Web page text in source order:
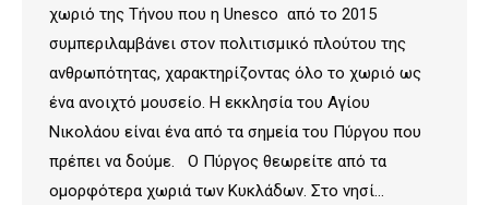
χωριό της Τήνου που η Unesco από το 2015
συμπεριλαμβάνει στον πολιτισμικό πλούτου της
ανθρωπότητας, χαρακτηρίζοντας όλο το χωριό ως
ένα ανοιχτό μουσείο. Η εκκλησία του Αγίου
Νικολάου είναι ένα από τα σημεία του Πύργου που
πρέπει να δούμε. Ο Πύργος θεωρείτε από τα
ομορφότερα χωριά των Κυκλάδων. Στο νησί…